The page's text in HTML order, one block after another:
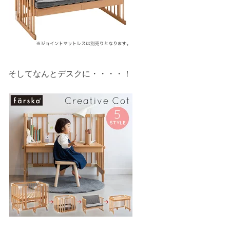
そしてなんとデスクに・・・・！